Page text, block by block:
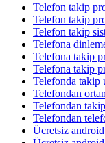
Telefon takip
Telefon takip
Telefon takip
Telefona
Telefona takip
Telefona takip
Telefonda takip
Telefondan
Telefondan
Telefondan
Ücretsiz android